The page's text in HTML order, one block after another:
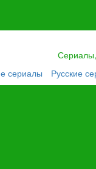
сериалы Русские